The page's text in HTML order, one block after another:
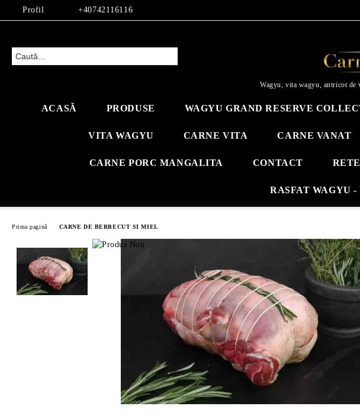
Profil +40742116116
Wagyu, vita wagyu, antricot de
ACASĂ PRODUSE WAGYU GRAND RESERVE
VITA WAGYU CARNE VITA CARNE VANAT
CARNE PORC MANGALITA CONTACT
RASFAT WAGYU
Prima pagină CARNE DE BERBECUT SI MIEL